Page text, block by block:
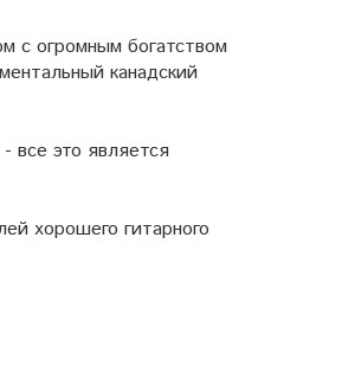
с огромным богатством
канадский
все это является
хорошего гитарного